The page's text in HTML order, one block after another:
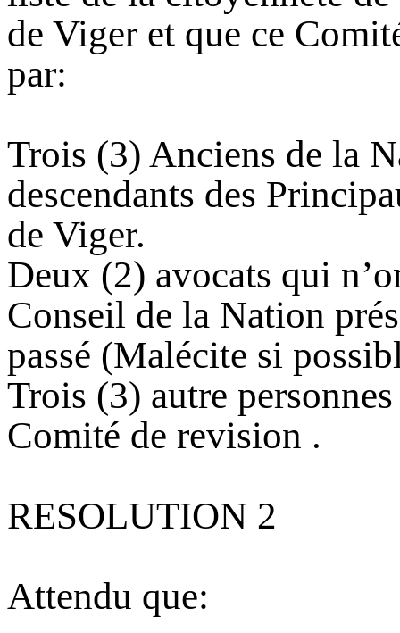
de Viger et que ce
par:
Trois (3) Anciens de la
descendants des
de Viger.
Deux (2) avocats qui
Conseil de la Nation
passé (Malécite si
Trois (3) autre
Comité de revision .
RESOLUTION 2
Attendu que: